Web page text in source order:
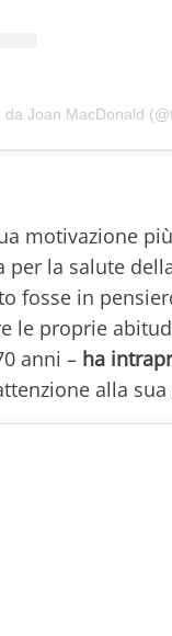
da Joan MacDonald
motivazione
la salute
fosse in
le proprie
anni – ha
alla